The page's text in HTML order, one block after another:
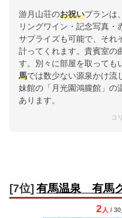
游月山荘のお祝いプランは
リングワイン・記念写真・
サプライズも可能で、それ
計ってくれます。貴賓室の
す。別々に部屋を取っても
馬では数少ない源泉かけ流
妹館の「月光園鴻朧館」の
あります。
コ
[7位] 有馬温泉 有馬
2 人 / 30